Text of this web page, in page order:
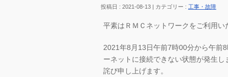
投稿日 : 2021-08-13 | カテゴリー : 工事・故障
平素はＲＭＣネットワークをご利用い
2021年8月13日午前7時00分から午前
ーネットに接続できない状態が発生
詫び申し上げます。